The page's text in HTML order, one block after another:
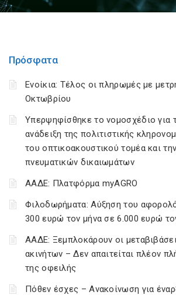
Πρόσφατα
Ενοίκια: Τέλος οι πληρωμές με
Οκτωβρίου
Υπερψηφίσθηκε το νομοσχέδιο για
ανάδειξη της πολιτιστικής
του οπτικοακουστικού τομέα και
πνευματικών δικαιωμάτων
ΑΑΔΕ: Πλατφόρμα myAGRO
Φιλοδωρήματα: Αύξηση του
300 ευρώ τον μήνα σε 6.000 ευρώ
ΑΑΔΕ: Ξεμπλοκάρουν οι
ακινήτων – Δεν απαιτείται πλέον
της οφειλής
Πόθεν έσχες – Ανακοίνωση για